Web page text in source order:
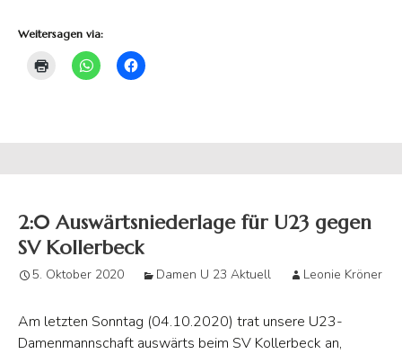
Weitersagen via:
2:0 Auswärtsniederlage für U23 gegen
SV Kollerbeck
5. Oktober 2020 Damen U 23 Aktuell Leonie Kröner
Am letzten Sonntag (04.10.2020) trat unsere U23-
Damenmannschaft auswärts beim SV Kollerbeck an,